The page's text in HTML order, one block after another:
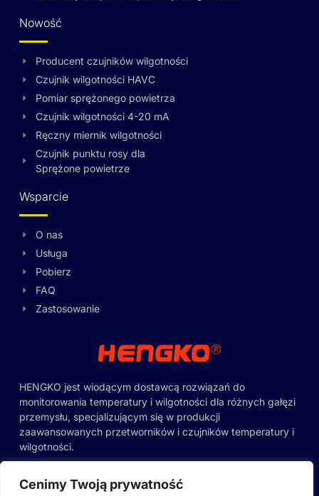
Cenimy Twoją prywatność
Nowość
Producent czujników wilgotności
Czujnik wilgotności HAVC
Pomiar sprężonego powietrza
Czujnik wilgotności 4-20 mA
Ręczny miernik wilgotności
Czujnik punktu rosy dla
Sprężone powietrze
Wsparcie
O nas
Usługa
Pobierz
FAQ
Zastosowanie
HENGKO jest wiodącym dostawcą rozwiązań do
monitorowania temperatury i wilgotności dla różnych gałęzi
przemysłu, specjalizującym się w produkcji
zaawansowanych przetworników i czujników temperatury i
wilgotności.
Budynek 65, nr 43, Fukang Road, Pinghu
Street, Longgang District, Shenzhen,
Japanese
Korean
Lithuanian